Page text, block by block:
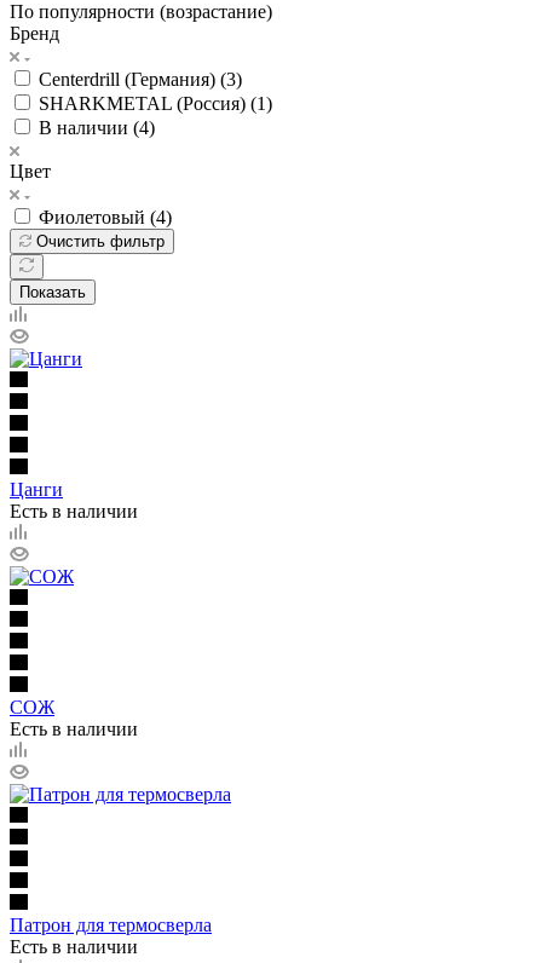
По популярности (возрастание)
Бренд
Centerdrill (Германия) (3)
SHARKMETAL (Россия) (1)
В наличии (4)
Цвет
Фиолетовый (4)
Очистить фильтр
Показать
Цанги
Есть в наличии
СОЖ
Есть в наличии
Патрон для термосверла
Есть в наличии